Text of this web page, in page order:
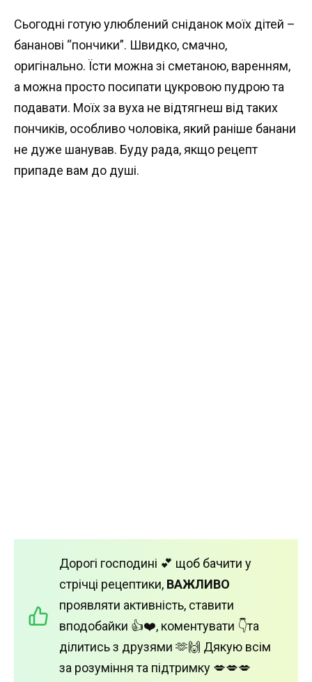
Сьогодні готую улюблений сніданок моїх дітей –
бананові “пончики”. Швидко, смачно,
оригінально. Їсти можна зі сметаною, варенням,
а можна просто посипати цукровою пудрою та
подавати. Моїх за вуха не відтягнеш від таких
пончиків, особливо чоловіка, який раніше банани
не дуже шанував. Буду рада, якщо рецепт
припаде вам до душі.
Дорогі господині 💕 щоб бачити у
стрічці рецептики, ВАЖЛИВО
проявляти активність, ставити
вподобайки 👍❤️, коментувати 👇та
ділитись з друзями 🫶🙌 Дякую всім
за розуміння та підтримку 💋💋💋